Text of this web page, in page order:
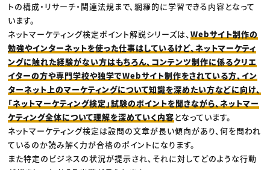
トの構成・リサーチ・関連法規まで、網羅的に学習できる内容となって
います。
ネットマーケティング検定ポイント解説シリーズは、Webサイト制作の
勉強やインターネットを使った仕事はしているけど、ネットマーケティ
ングに触れた経験がない方はもちろん、コンテンツ制作に係るクリエ
イターの方や専門学校や独学でWebサイト制作をされている方、イン
ターネット上のマーケティングについて知識を深めたい方などに向け、
「ネットマーケティング検定」試験のポイントを聞きながら、ネットマー
ケティング全体について理解を深めていく内容となっています。
ネットマーケティング検定は設問の文章が長い傾向があり、何を問われ
ているのか読み解く力が合格のポイントになります。
また特定のビジネスの状況が提示され、それに対してどのような行動